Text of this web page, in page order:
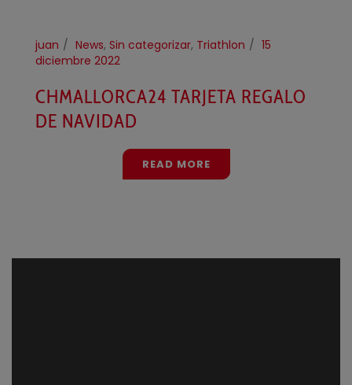
juan News, Sin categorizar, Triathlon
15
diciembre 2022
CHMALLORCA24 TARJETA REGALO
DE NAVIDAD
READ MORE